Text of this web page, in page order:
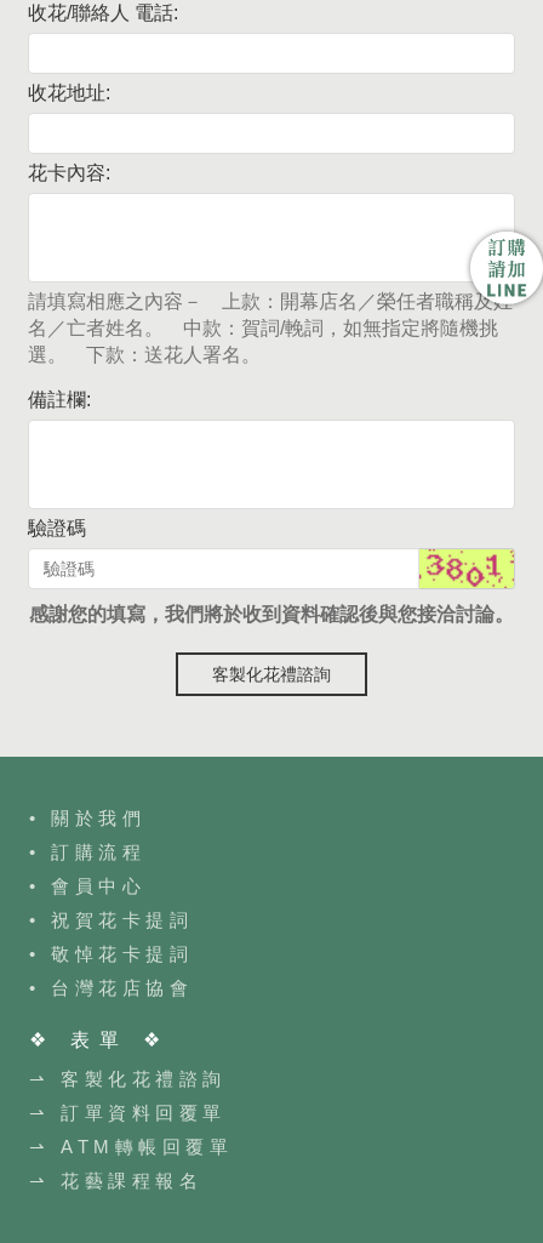
收花/聯絡人 電話:
收花地址:
花卡內容:
請填寫相應之內容－ 上款：開幕店名／榮任者職稱及姓
名／亡者姓名。 中款：賀詞/輓詞，如無指定將隨機挑
選。 下款：送花人署名。
備註欄:
驗證碼
感謝您的填寫，我們將於收到資料確認後與您接洽討論。
客製化花禮諮詢
• 關於我們
• 訂購流程
• 會員中心
• 祝賀花卡提詞
• 敬悼花卡提詞
• 台灣花店協會
❖ 表單 ❖
⇀ 客製化花禮諮詢
⇀ 訂單資料回覆單
⇀ ATM轉帳回覆單
⇀ 花藝課程報名